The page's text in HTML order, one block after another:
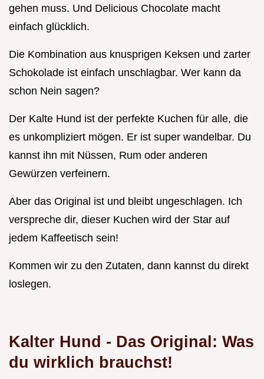
gehen muss. Und Delicious Chocolate macht
einfach glücklich.
Die Kombination aus knusprigen Keksen und zarter
Schokolade ist einfach unschlagbar. Wer kann da
schon Nein sagen?
Der Kalte Hund ist der perfekte Kuchen für alle, die
es unkompliziert mögen. Er ist super wandelbar. Du
kannst ihn mit Nüssen, Rum oder anderen
Gewürzen verfeinern.
Aber das Original ist und bleibt ungeschlagen. Ich
verspreche dir, dieser Kuchen wird der Star auf
jedem Kaffeetisch sein!
Kommen wir zu den Zutaten, dann kannst du direkt
loslegen.
Kalter Hund - Das Original: Was
du wirklich brauchst!